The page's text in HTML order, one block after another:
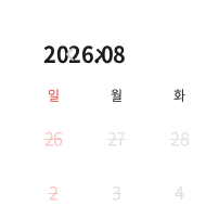
2026.08
일 월 화
26 27 28
2 3 4